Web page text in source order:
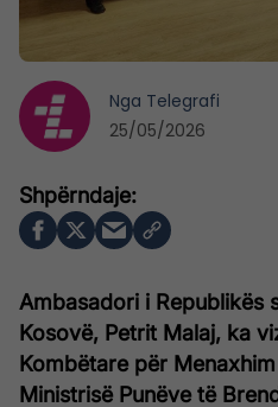
Ambasadori i Republikës
Kosovë, Petrit Malaj, ka
Kombëtare për
Ministrisë Punëve të
Nga Telegrafi
25/05/2026